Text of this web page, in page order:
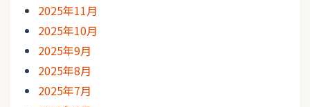
2025年11月
2025年10月
2025年9月
2025年8月
2025年7月